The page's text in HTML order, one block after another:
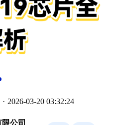
· 2026-03-20 03:32:24
公司